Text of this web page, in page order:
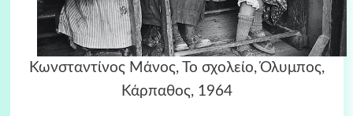
Κωνσταντίνος Μάνος, Το σχολείο, Όλυμπος,
Κάρπαθος, 1964